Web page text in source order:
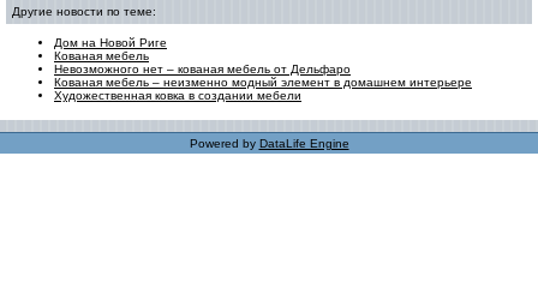
Другие новости по теме:
Дом на Новой Риге
Кованая мебель
Невозможного нет – кованая мебель от Дельфаро
Кованая мебель – неизменно модный элемент в домашнем интерьере
Художественная ковка в создании мебели
Powered by DataLife Engine